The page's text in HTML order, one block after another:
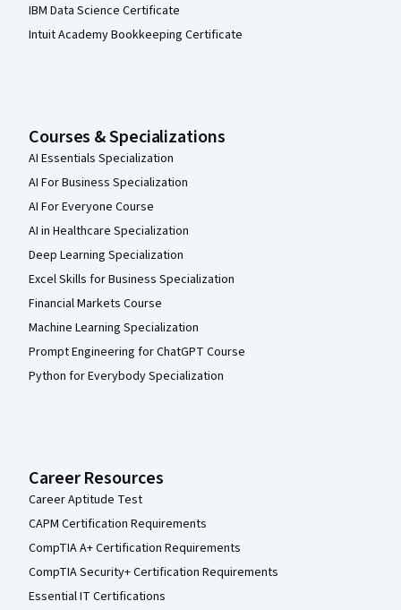
IBM Data Science Certificate
Intuit Academy Bookkeeping Certificate
Courses & Specializations
AI Essentials Specialization
AI For Business Specialization
AI For Everyone Course
AI in Healthcare Specialization
Deep Learning Specialization
Excel Skills for Business Specialization
Financial Markets Course
Machine Learning Specialization
Prompt Engineering for ChatGPT Course
Python for Everybody Specialization
Career Resources
Career Aptitude Test
CAPM Certification Requirements
CompTIA A+ Certification Requirements
CompTIA Security+ Certification Requirements
Essential IT Certifications